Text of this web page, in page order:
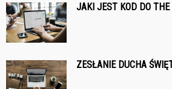
JAKI JEST KOD DO
ZESŁANIE DUCHA